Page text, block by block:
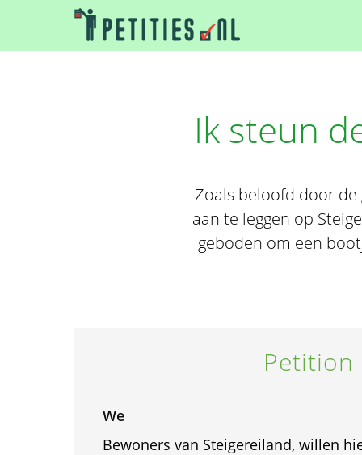
Ik steun
Zoals beloofd door de
aan te leggen op
geboden om een
Petition
We
Bewoners van Steigereiland, willen